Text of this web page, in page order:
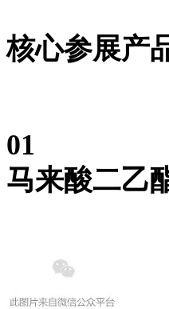
核心参展产
01
马来酸二乙